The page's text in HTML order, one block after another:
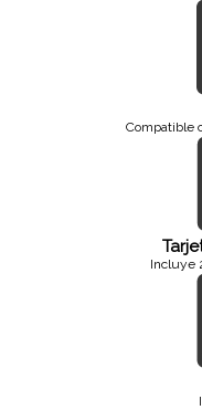
Compatible
Incluye